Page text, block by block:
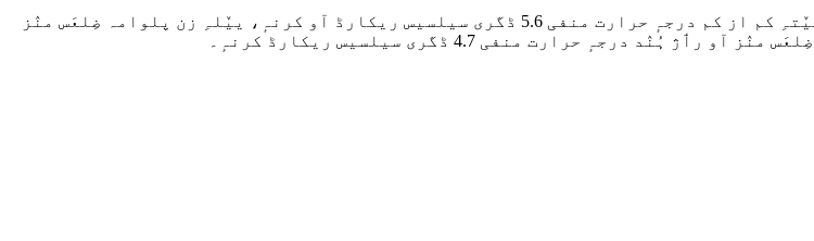
شوپیان، جنوبی کشمیرُک اکھ ضِلعہٕ روٗد وادی ہُنٛد سارِوٕے کھۄتہٕ سرد علاقہٕ، ییٚتہِ کم از کم درجہٕ حرارت منفی 5.6 ڈگری سیلسیس ریکارڈ آو کرنہٕ، ییٚلہِ زن پلوامہ ضِلعَس منٛز